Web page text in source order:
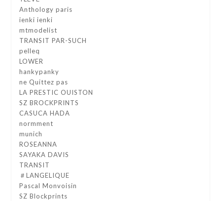
Anthology paris
ienki ienki
mtmodelist
TRANSIT PAR-SUCH
pelleq
LOWER
hankypanky
ne Quittez pas
LA PRESTIC OUISTON
SZ BROCKPRINTS
CASUCA HADA
normment
munich
ROSEANNA
SAYAKA DAVIS
TRANSIT
＃LANGELIQUE
Pascal Monvoisin
SZ Blockprints